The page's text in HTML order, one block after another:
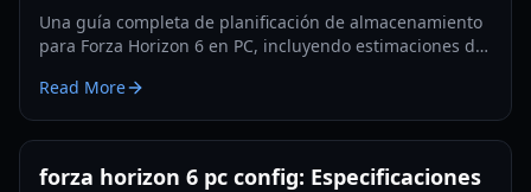
Una guía completa de planificación de almacenamiento
para Forza Horizon 6 en PC, incluyendo estimaciones de
recomendaciones de SSD y consejos de gestión de disco
tras el lanzamiento.
Read More
forza horizon 6 pc config: Especificaciones